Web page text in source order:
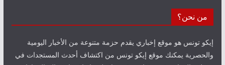
من نحن؟
إيكو تونس هو موقع إخباري يقدم حزمة متنوعة من الأخبار اليومية
والحصرية يمكنك موقع إيكو تونس من اكتشاف أحدث المستجدات في